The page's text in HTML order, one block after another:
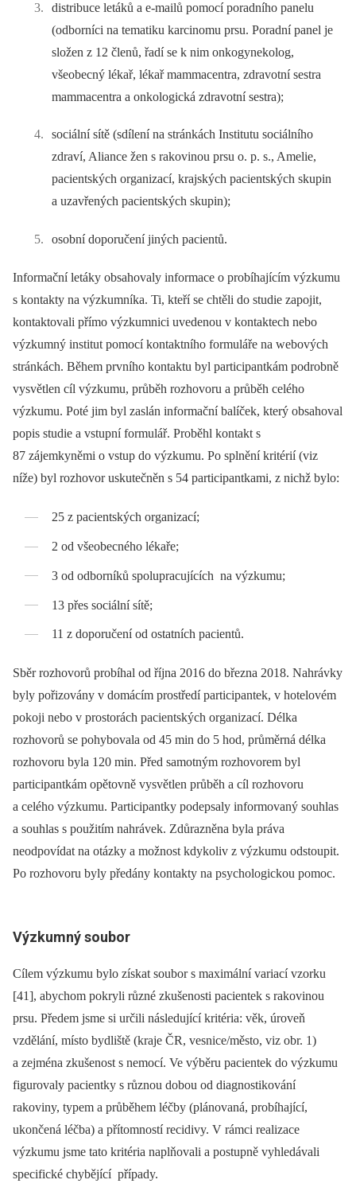
distribuce letáků a e-mailů pomocí poradního panelu
(odborníci na tematiku karcinomu prsu. Poradní panel je
složen z 12 členů, řadí se k nim onkogynekolog,
všeobecný lékař, lékař mam­macentra, zdravotní sestra
mammacentra a onkologická zdravotní sestra);
sociální sítě (sdílení na stránkách Institutu sociálního
zdraví, Aliance žen s rakovinou prsu o. p. s., Amelie,
pacientských organizací, krajských pacientských skupin
a uzavřených pacientských skupin);
osobní doporučení jiných pacientů.
Informační letáky obsahovaly informace o probíhajícím výzkumu
s kontakty na výzkumníka. Ti, kteří se chtěli do studie zapojit,
kontaktovali přímo výzkumnici uvedenou v kontaktech nebo
výzkumný institut pomocí kontaktního formuláře na webových
stránkách. Během prvního kontaktu byl participantkám podrobně
vysvětlen cíl výzkumu, průběh rozhovoru a průběh celého
výzkumu. Poté jim byl zaslán informační balíček, který obsahoval
popis studie a vstupní formulář. Proběhl kontakt s
87 zájemkyněmi o vstup do výzkumu. Po splnění kritérií (viz
níže) byl rozhovor uskutečněn s 54 participantkami, z nichž bylo:
25 z pacientských organizací;
2 od všeobecného lékaře;
3 od odborníků spolupracujících na výzkumu;
13 přes sociální sítě;
11 z doporučení od ostatních pacientů.
Sběr rozhovorů probíhal od října 2016 do března 2018. Nahrávky
byly pořizovány v domácím prostředí participantek, v hotelovém
pokoji nebo v prostorách pacientských organizací. Délka
rozhovorů se pohybovala od 45 min do 5 hod, průměrná délka
rozhovoru byla 120 min. Před samotným rozhovorem byl
participantkám opětovně vysvětlen průběh a cíl rozhovoru
a celého výzkumu. Participantky podepsaly informovaný souhlas
a souhlas s použitím nahrávek. Zdůrazněna byla práva
neodpovídat na otázky a možnost kdykoliv z výzkumu odstoupit.
Po rozhovoru byly předány kontakty na psychologickou pomoc.
Výzkumný soubor
Cílem výzkumu bylo získat soubor s maximální variací vzorku
[41], abychom pokryli různé zkušenosti pacientek s rakovinou
prsu. Předem jsme si určili následující kritéria: věk, úroveň
vzdělání, místo bydliště (kraje ČR, vesnice/město, viz obr. 1)
a zejména zkušenost s nemocí. Ve výběru pacientek do výzkumu
figurovaly pacientky s různou dobou od dia­gnostikování
rakoviny, typem a průběhem léčby (plánovaná, probíhající,
ukončená léčba) a přítomností recidivy. V rámci realizace
výzkumu jsme tato kritéria naplňovali a postupně vyhledávali
specifické chybějící případy.